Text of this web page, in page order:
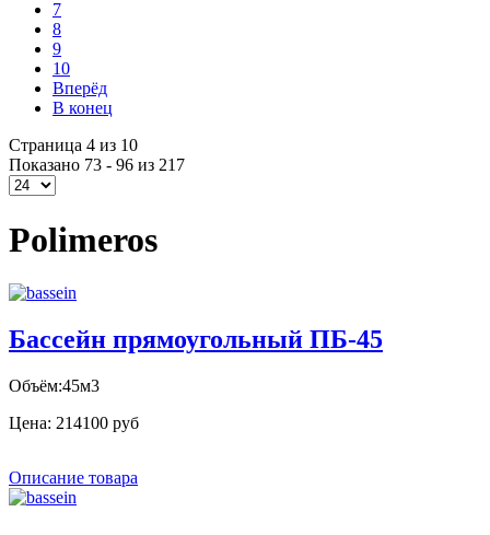
7
8
9
10
Вперёд
В конец
Страница 4 из 10
Показано 73 - 96 из 217
Polimeros
Бассейн прямоугольный ПБ-45
Объём:45м3
Цена: 214100 руб
Описание товара